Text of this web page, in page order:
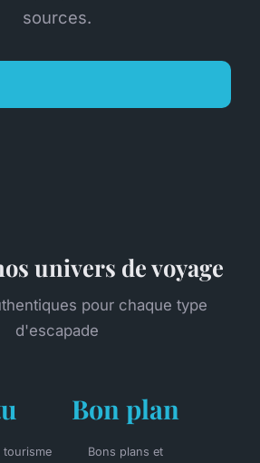
sources.
univers de voyage
pour chaque type
d'escapade
tourisme
Bon plan
Bons plans et